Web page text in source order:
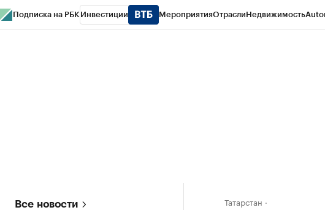
Подписка на РБК Инвестиции МероприятияОтраслиНедвижимость
Все новости Татарстан